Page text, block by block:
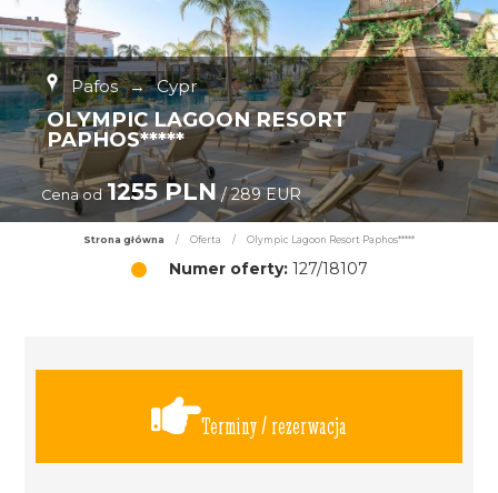
Pafos → Cypr
OLYMPIC LAGOON RESORT
PAPHOS*****
Cena od 1255 PLN/ 289 EUR
Strona główna / Oferta / Olympic Lagoon Resort Paphos*****
Numer oferty:127/18107
Terminy / rezerwacja